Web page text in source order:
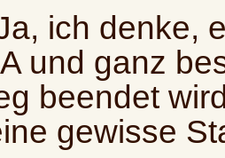
ich denke,
und ganz
beendet
gewisse